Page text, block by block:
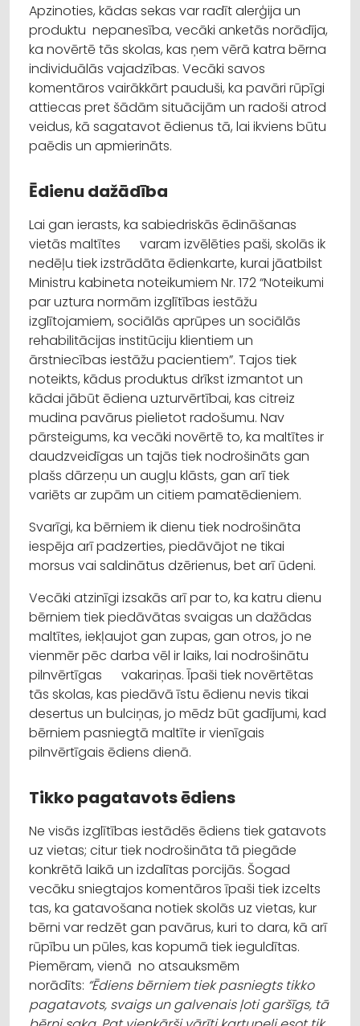
Apzinoties, kādas sekas var radīt alerģija un
produktu nepanesība, vecāki anketās norādīja,
ka novērtē tās skolas, kas ņem vērā katra bērna
individuālās vajadzības. Vecāki savos
komentāros vairākkārt pauduši, ka pavāri rūpīgi
attiecas pret šādām situācijām un radoši atrod
veidus, kā sagatavot ēdienus tā, lai ikviens būtu
paēdis un apmierināts.
Ēdienu dažādība
Lai gan ierasts, ka sabiedriskās ēdināšanas
vietās maltītes varam izvēlēties paši, skolās ik
nedēļu tiek izstrādāta ēdienkarte, kurai jāatbilst
Ministru kabineta noteikumiem Nr. 172 “Noteikumi
par uztura normām izglītības iestāžu
izglītojamiem, sociālās aprūpes un sociālās
rehabilitācijas institūciju klientiem un
ārstniecības iestāžu pacientiem”. Tajos tiek
noteikts, kādus produktus drīkst izmantot un
kādai jābūt ēdiena uzturvērtībai, kas citreiz
mudina pavārus pielietot radošumu. Nav
pārsteigums, ka vecāki novērtē to, ka maltītes ir
daudzveidīgas un tajās tiek nodrošināts gan
plašs dārzeņu un augļu klāsts, gan arī tiek
variēts ar zupām un citiem pamatēdieniem.
Svarīgi, ka bērniem ik dienu tiek nodrošināta
iespēja arī padzerties, piedāvājot ne tikai
morsus vai saldinātus dzērienus, bet arī ūdeni.
Vecāki atzinīgi izsakās arī par to, ka katru dienu
bērniem tiek piedāvātas svaigas un dažādas
maltītes, iekļaujot gan zupas, gan otros, jo ne
vienmēr pēc darba vēl ir laiks, lai nodrošinātu
pilnvērtīgas vakariņas. Īpaši tiek novērtētas
tās skolas, kas piedāvā īstu ēdienu nevis tikai
desertus un bulciņas, jo mēdz būt gadījumi, kad
bērniem pasniegtā maltīte ir vienīgais
pilnvērtīgais ēdiens dienā.
Tikko pagatavots ēdiens
Ne visās izglītības iestādēs ēdiens tiek gatavots
uz vietas; citur tiek nodrošināta tā piegāde
konkrētā laikā un izdalītas porcijās. Šogad
vecāku sniegtajos komentāros īpaši tiek izcelts
tas, ka gatavošana notiek skolās uz vietas, kur
bērni var redzēt gan pavārus, kuri to dara, kā arī
rūpību un pūles, kas kopumā tiek ieguldītas.
Piemēram, vienā no atsauksmēm
norādīts: “Ēdiens bērniem tiek pasniegts tikko
pagatavots, svaigs un galvenais ļoti garšīgs, tā